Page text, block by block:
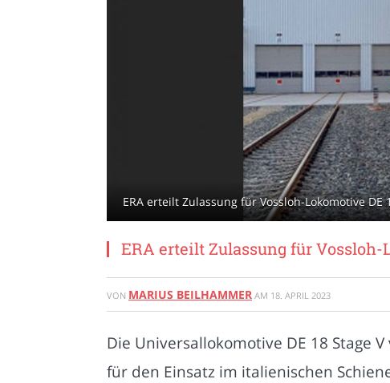
ERA erteilt Zulassung für Vossloh-Lokomotive
ERA erteilt Zulassung für
VON MARIUS BEILHAMMER AM 18. APRIL 2023
Die Universallokomotive DE 18 Stage
für den Einsatz im italienischen